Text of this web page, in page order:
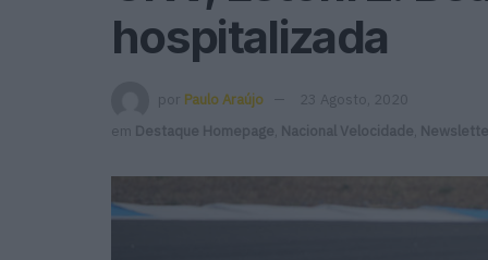
hospitalizada
por Paulo Araújo
23 Agosto, 2020
em
Destaque Homepage Nacional Velocidade